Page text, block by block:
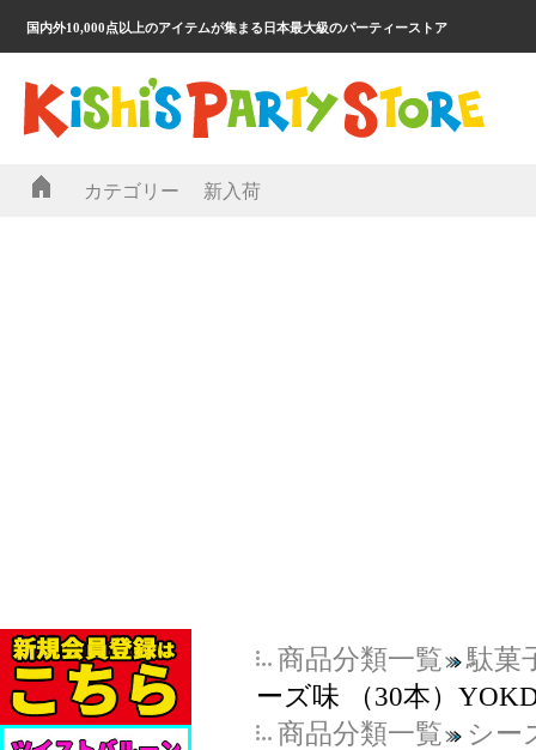
国内外10,000点以上のアイテムが集まる日本最大級のパーティーストア
カテゴリー 新入荷
商品分類一覧
駄菓
ーズ味 （30本）
商品分類一覧
シー